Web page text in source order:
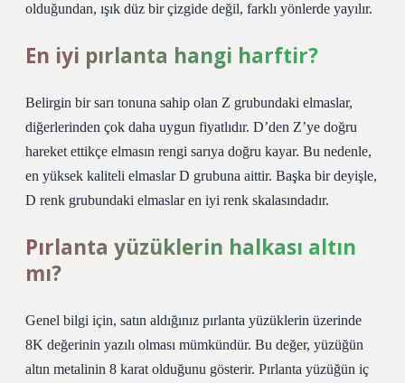
olduğundan, ışık düz bir çizgide değil, farklı yönlerde yayılır.
En iyi pırlanta hangi harftir?
Belirgin bir sarı tonuna sahip olan Z grubundaki elmaslar,
diğerlerinden çok daha uygun fiyatlıdır. D’den Z’ye doğru
hareket ettikçe elmasın rengi sarıya doğru kayar. Bu nedenle,
en yüksek kaliteli elmaslar D grubuna aittir. Başka bir deyişle,
D renk grubundaki elmaslar en iyi renk skalasındadır.
Pırlanta yüzüklerin halkası altın
mı?
Genel bilgi için, satın aldığınız pırlanta yüzüklerin üzerinde
8K değerinin yazılı olması mümkündür. Bu değer, yüzüğün
altın metalinin 8 karat olduğunu gösterir. Pırlanta yüzüğün iç